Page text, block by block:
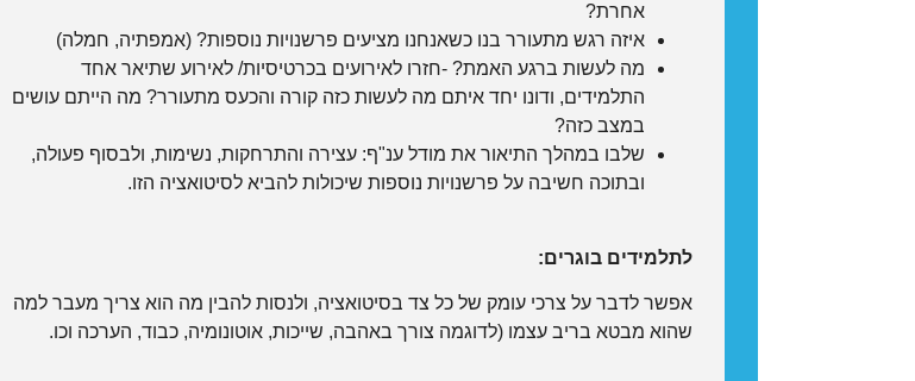
אחרת?
איזה רגש מתעורר בנו כשאנחנו מציעים פרשנויות נוספות? (אמפתיה, חמלה)
מה לעשות ברגע האמת? -חזרו לאירועים בכרטיסיות/ לאירוע שתיאר אחד
התלמידים, ודונו יחד איתם מה לעשות כזה קורה והכעס מתעורר? מה הייתם עושים
במצב כזה?
שלבו במהלך התיאור את מודל ענ"ף: עצירה והתרחקות, נשימות, ולבסוף פעולה,
ובתוכה חשיבה על פרשנויות נוספות שיכולות להביא לסיטואציה הזו.
לתלמידים בוגרים:
אפשר לדבר על צרכי עומק של כל צד בסיטואציה, ולנסות להבין מה הוא צריך מעבר למה
שהוא מבטא בריב עצמו (לדוגמה צורך באהבה, שייכות, אוטונומיה, כבוד, הערכה וכו.